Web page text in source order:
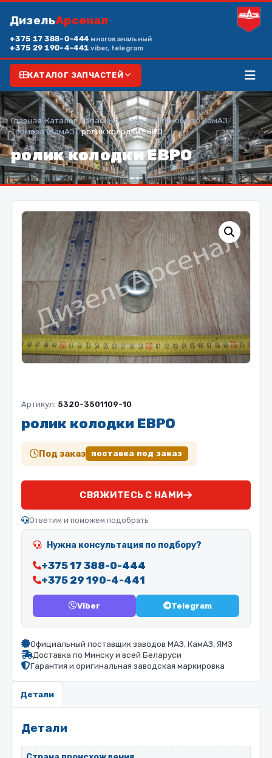
ДизельАрсенал
+375 17 388-0-444 многоканальный
+375 29 190-4-441viber, telegram
КАТАЛОГ ЗАПЧАСТЕЙ
Главная/Каталог/Запасные части к автомобилю КамАЗ/
Тормоза (КамАЗ)/ролик колодки ЕВРО
ролик колодки ЕВРО
Артикул: 5320-3501109-10
ролик колодки ЕВРО
Под заказ поставка под заказ
СВЯЖИТЕСЬ С НАМИ
Ответим и поможем подобрать
Нужна консультация по подбору?
+375 17 388-0-444
+375 29 190-4-441
Viber Telegram
Официальный поставщик заводов МАЗ, КамАЗ, ЯМЗ
Доставка по Минску и всей Беларуси
Гарантия и оригинальная заводская маркировка
Детали
Детали